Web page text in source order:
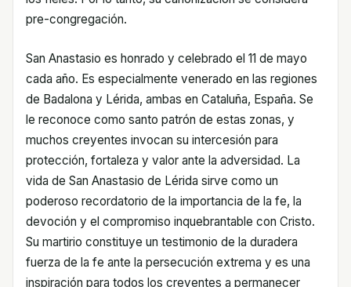
pre-congregación.
San Anastasio es honrado y celebrado el 11 de mayo
cada año. Es especialmente venerado en las regiones
de Badalona y Lérida, ambas en Cataluña, España. Se
le reconoce como santo patrón de estas zonas, y
muchos creyentes invocan su intercesión para
protección, fortaleza y valor ante la adversidad. La
vida de San Anastasio de Lérida sirve como un
poderoso recordatorio de la importancia de la fe, la
devoción y el compromiso inquebrantable con Cristo.
Su martirio constituye un testimonio de la duradera
fuerza de la fe ante la persecución extrema y es una
inspiración para todos los creyentes a permanecer